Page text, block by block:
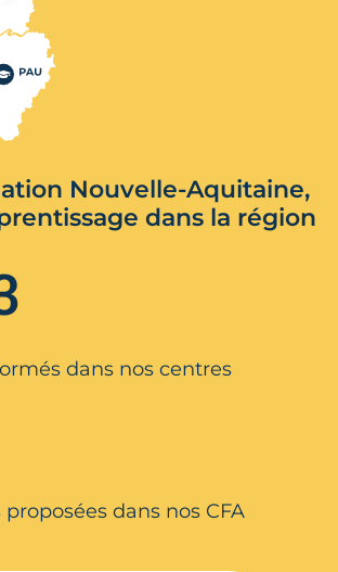
Nouvelle-Aquitaine,
dans la région
dans nos centres
dans nos CFA